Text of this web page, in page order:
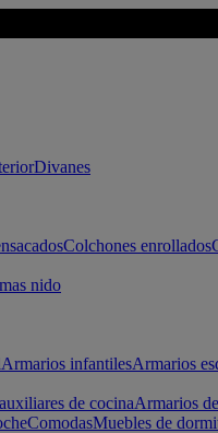
Divanes
Colchones enrollados
nido
Armarios infantilesArmarios
de cocinaArmarios
ComodasMuebles de